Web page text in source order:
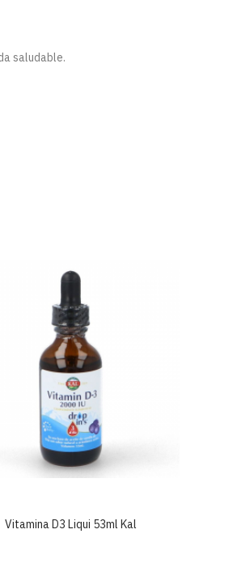
saludable.
Vitamina D3 Liqui 53ml Kal